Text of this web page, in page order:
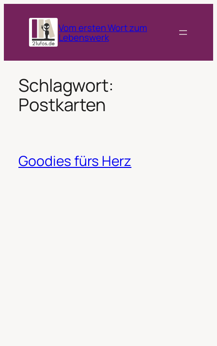
Vom ersten Wort zum
Lebenswerk
Schlagwort:
Postkarten
Goodies fürs Herz